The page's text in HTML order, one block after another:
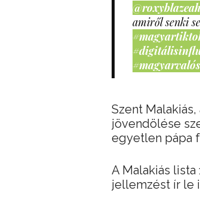
amiről senki
Szent
jövendölése
egyetlen pápa
A Malakiás
jellemzést ír le